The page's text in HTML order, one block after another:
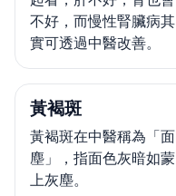
不好，而慢性腎臟病其
實可透過中醫改善。
黃褐斑
黃褐斑在中醫稱為「面
塵」，指面色灰暗如蒙
上灰塵。